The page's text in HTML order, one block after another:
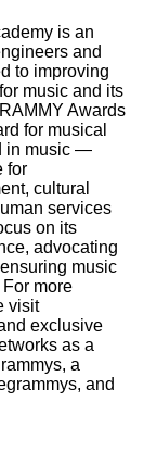
is an
and
to improving
music and its
Awards
for musical
in music —
for
cultural
services
on its
advocating
music
more
visit
exclusive
as a
a
and